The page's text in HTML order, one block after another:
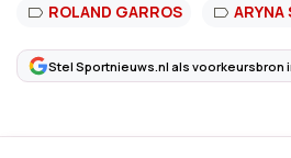
ROLAND GARROS
ARYNA
Stel Sportnieuws.nl als voorkeursbron